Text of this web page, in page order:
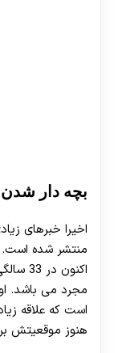
بچه دار شدن
اخیرا خبرهای
منتشر شده است.
مجرد می باشد.
است که علاقه
هنوز موقعیتش